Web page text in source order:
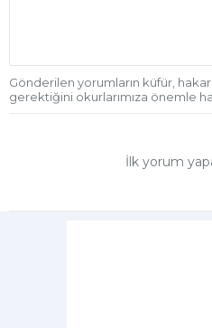
Gönderilen yorumların küfür,
gerektiğini okurlarımıza önemle
İlk yorum